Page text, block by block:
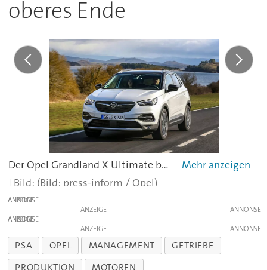
oberes Ende
Der Opel Grandland X Ultimate bietet eine umfangreiche Ausstattung.
(Bild: press-inform / Opel)
ANZEIGE
ANZEIGE
ANZEIGE
ANZEIGE
PSA OPEL MANAGEMENT
GETRIEBE